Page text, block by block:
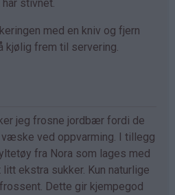
stivnet.
med en kniv og fjern
kjølig frem til servering.
jeg frosne jordbær fordi de
ved oppvarming. I tillegg
fra Nora som lages med
ekstra sukker. Kun naturlige
Dette gir kjempegod